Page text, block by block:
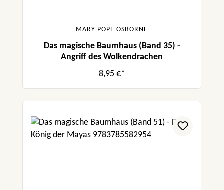
MARY POPE OSBORNE
Das magische Baumhaus (Band 35) -
Angriff des Wolkendrachen
8,95 €*